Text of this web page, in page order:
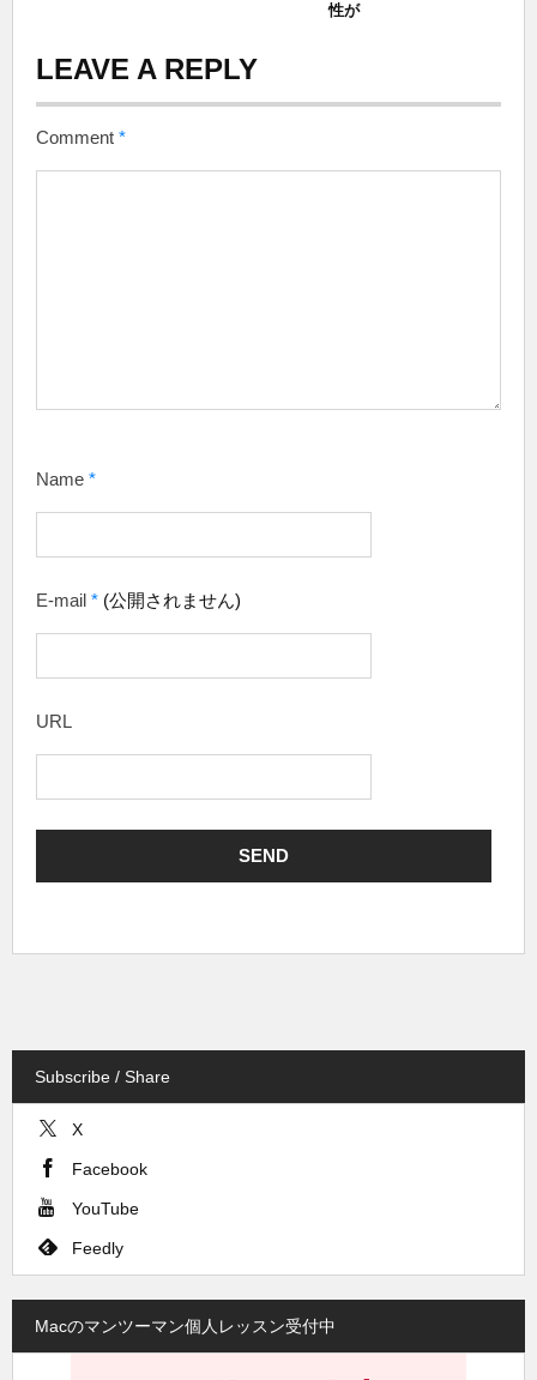
性が
LEAVE A REPLY
Comment *
Name *
E-mail * (公開されません)
URL
Subscribe / Share
X
Facebook
YouTube
Feedly
Macのマンツーマン個人レッスン受付中